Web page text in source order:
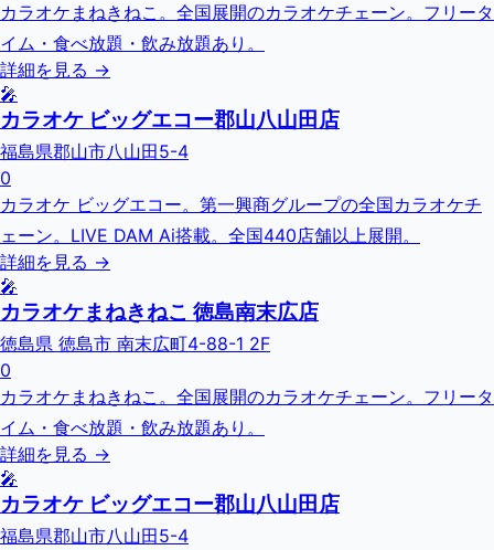
カラオケまねきねこ。全国展開のカラオケチェーン。フリータ
イム・食べ放題・飲み放題あり。
詳細を見る →
🎤
カラオケ ビッグエコー郡山八山田店
福島県郡山市八山田5-4
0
カラオケ ビッグエコー。第一興商グループの全国カラオケチ
ェーン。LIVE DAM Ai搭載。全国440店舗以上展開。
詳細を見る →
🎤
カラオケまねきねこ 徳島南末広店
徳島県 徳島市 南末広町4-88-1 2F
0
カラオケまねきねこ。全国展開のカラオケチェーン。フリータ
イム・食べ放題・飲み放題あり。
詳細を見る →
🎤
カラオケ ビッグエコー郡山八山田店
福島県郡山市八山田5-4